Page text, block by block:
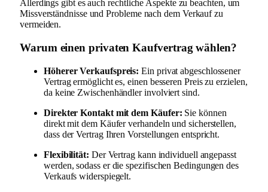
Allerdings gibt es auch rechtliche Aspekte zu beachten, um
Missverständnisse und Probleme nach dem Verkauf zu
vermeiden.
Warum einen privaten Kaufvertrag wählen?
Höherer Verkaufspreis: Ein privat abgeschlossener
Vertrag ermöglicht es, einen besseren Preis zu erzielen,
da keine Zwischenhändler involviert sind.
Direkter Kontakt mit dem Käufer: Sie können
direkt mit dem Käufer verhandeln und sicherstellen,
dass der Vertrag Ihren Vorstellungen entspricht.
Flexibilität: Der Vertrag kann individuell angepasst
werden, sodass er die spezifischen Bedingungen des
Verkaufs widerspiegelt.